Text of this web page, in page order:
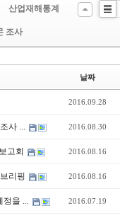
산업재해통계
조사
Li
날짜
2016.09.28
사 ... 2016.08.30
고회 2016.08.16
리핑 2016.08.16
정을 ... 2016.07.19